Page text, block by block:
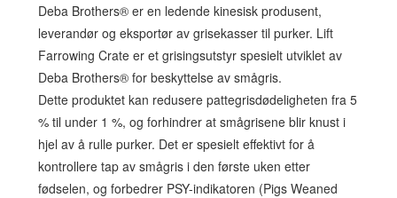
Deba Brothers® er en ledende kinesisk produsent,
leverandør og eksportør av grisekasser til purker. Lift
Farrowing Crate er et grisingsutstyr spesielt utviklet av
Deba Brothers® for beskyttelse av smågris.
Dette produktet kan redusere pattegrisdødeligheten fra 5
% til under 1 %, og forhindrer at smågrisene blir knust i
hjel av å rulle purker. Det er spesielt effektivt for å
kontrollere tap av smågris i den første uken etter
fødselen, og forbedrer PSY-indikatoren (Pigs Weaned